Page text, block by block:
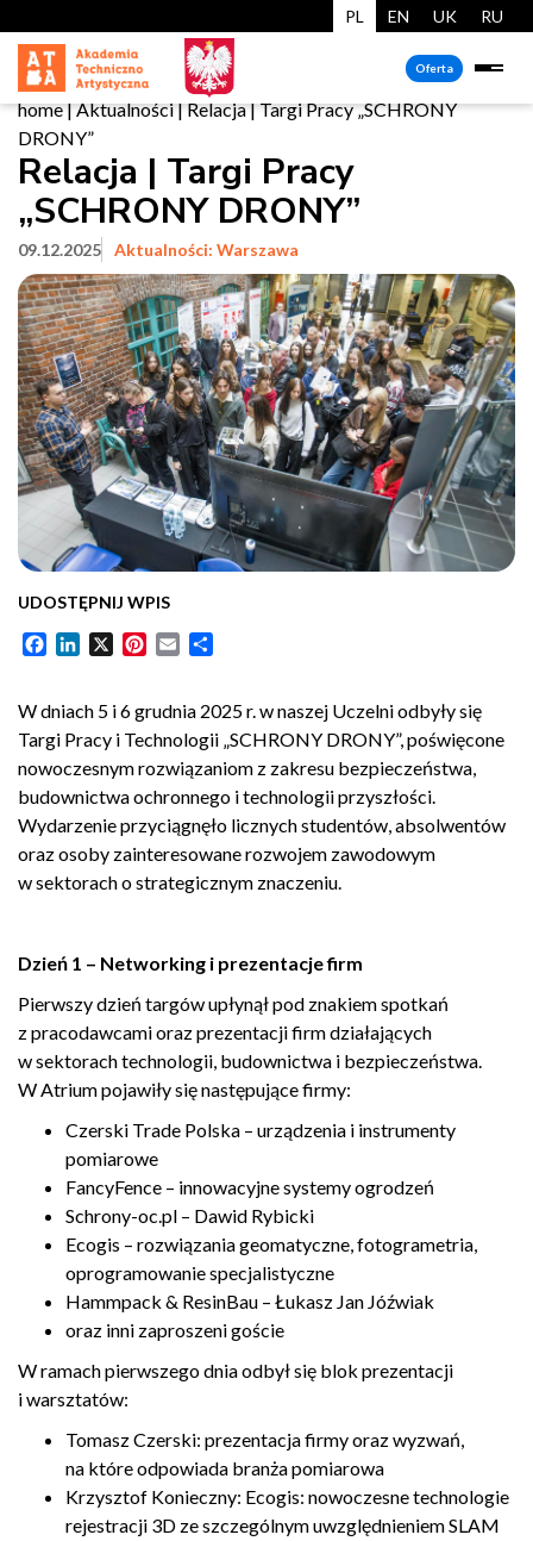
PL EN UK RU
Oferta
home|Aktualności|Relacja | Targi Pracy „SCHRONY
DRONY”
Relacja | Targi Pracy
„SCHRONY DRONY”
09.12.2025 Aktualności: Warszawa
UDOSTĘPNIJ WPIS
Facebook
LinkedIn Pinterest
Email
W dniach 5 i 6 grudnia 2025 r. w naszej Uczelni odbyły się
Targi Pracy i Technologii „SCHRONY DRONY”, poświęcone
nowoczesnym rozwiązaniom z zakresu bezpieczeństwa,
budownictwa ochronnego i technologii przyszłości.
Wydarzenie przyciągnęło licznych studentów, absolwentów
oraz osoby zainteresowane rozwojem zawodowym
w sektorach o strategicznym znaczeniu.
Dzień 1 – Networking i prezentacje firm
Pierwszy dzień targów upłynął pod znakiem spotkań
z pracodawcami oraz prezentacji firm działających
w sektorach technologii, budownictwa i bezpieczeństwa.
W Atrium pojawiły się następujące firmy:
Czerski Trade Polska – urządzenia i instrumenty
pomiarowe
FancyFence – innowacyjne systemy ogrodzeń
Schrony-oc.pl – Dawid Rybicki
Ecogis – rozwiązania geomatyczne, fotogrametria,
oprogramowanie specjalistyczne
Hammpack & ResinBau – Łukasz Jan Jóźwiak
oraz inni zaproszeni goście
W ramach pierwszego dnia odbył się blok prezentacji
i warsztatów:
Tomasz Czerski: prezentacja firmy oraz wyzwań,
na które odpowiada branża pomiarowa
Krzysztof Konieczny: Ecogis: nowoczesne technologie
rejestracji 3D ze szczególnym uwzględnieniem SLAM